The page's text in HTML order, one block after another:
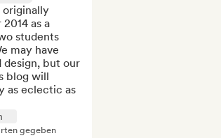
originally
as a
students
may have
design, but our
blog will
as eclectic as
gegeben